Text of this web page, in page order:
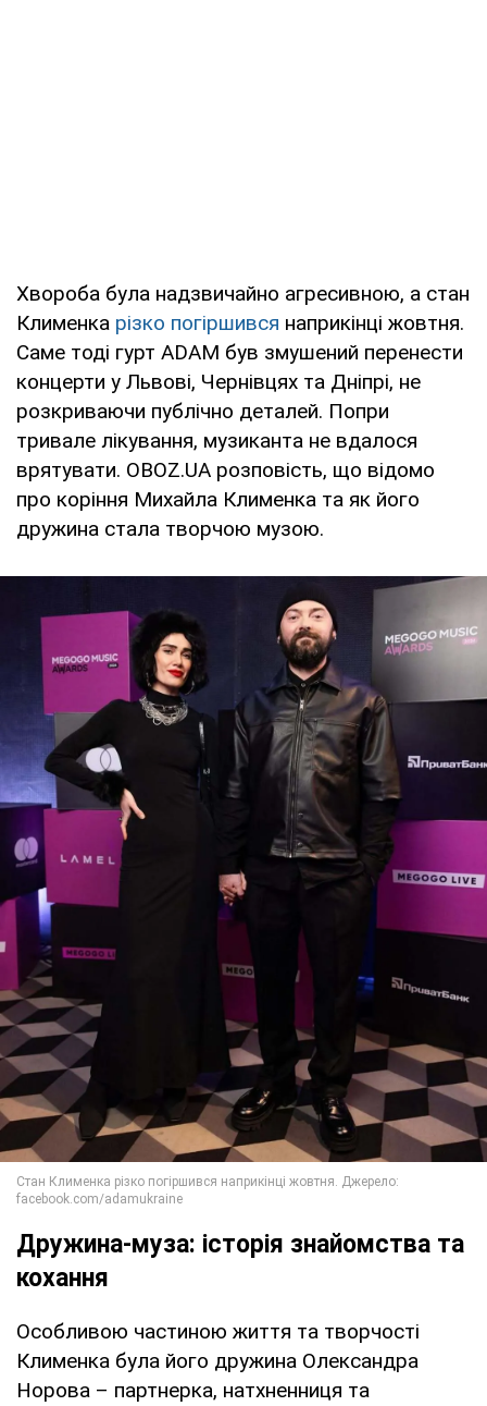
Хвороба була надзвичайно агресивною, а стан
Клименка різко погіршився наприкінці жовтня.
Саме тоді гурт ADAM був змушений перенести
концерти у Львові, Чернівцях та Дніпрі, не
розкриваючи публічно деталей. Попри
тривале лікування, музиканта не вдалося
врятувати. OBOZ.UA розповість, що відомо
про коріння Михайла Клименка та як його
дружина стала творчою музою.
Дружина-муза: історія знайомства та
кохання
Особливою частиною життя та творчості
Клименка була його дружина Олександра
Норова – партнерка, натхненниця та